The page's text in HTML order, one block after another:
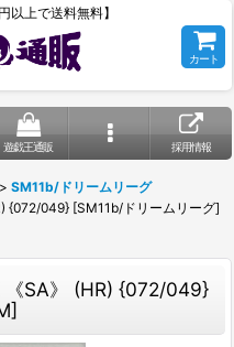
以上で送料無料】
カート
遊戯王通販 採用情報
> SM11b/ドリームリーグ
{072/049} [SM11b/ドリームリーグ]
《SA》 (HR) {072/049}